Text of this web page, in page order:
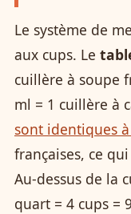
Le système de
aux cups. Le
cuillère à soupe
ml = 1 cuillère à
sont identiques
françaises, ce
Au-dessus de la
quart = 4 cups =